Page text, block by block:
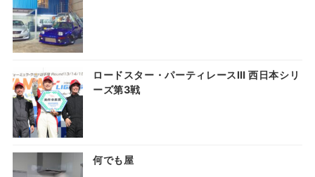
ロードスター・パーティレースⅢ 西日本シリ
ーズ第3戦
何でも屋